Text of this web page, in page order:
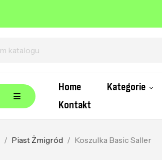
Home Kategorie
Kontakt
Piast Żmigród Koszulka Basic Saller